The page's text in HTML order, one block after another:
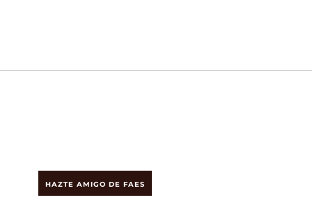
HAZTE AMIGO DE FAES